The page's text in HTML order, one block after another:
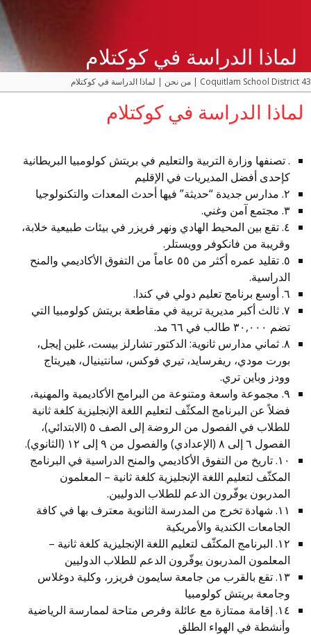
لماذا الدراسة في كوكتلام
Coquitlam School District 43
| من نحن | لماذا الدراسة في كوكتلام
لماذا الدراسة في كوكتلام
. تصنفها وزارة التربية والتعليم في بريتش كولومبيا البريطانية
كإحدى أفضل المديريات في الإقليم
٢. مدارس جديدة “حديثة” فيها أحدث المعدات والتكنولوجيا
٣. مجتمع آمن وغني.
٤. تقع بين المحيط الهادي ونهر فريزر في بيئات طبيعية خلابة،
وقريبة من فانكوفر وويستلر.
٥. تقليد عمره أكثر من ٥٥ عاماً من التفوق الأكاديمي والمنح
الدراسية.
٦. أوسع برنامج تعليم دولي في كندا.
٧. ثالث أكبر مديرية تربية في مقاطعة بريتش كولومبيا التي
تضم ٣٠,٠٠٠ طالب في ٦٦ مد.
٨. ثماني مدارس ثانوية: الدكتور تشارلز بيست، غلين إيجل،
بورت مودي، ريفرسايد، تيري فوكس، سانتينيال، هيريتاج
وودز وباين تري.
٩. مجموعة واسعة ومتنوعة من البرامج الأكاديمية والمهنية،
فضلاً عن البرنامج المكثّف لتعليم اللغة الإنجليزية كلغة ثانية
للطلاب في الفصول من الروضة إلى الصف ٥ (الابتدائي)،
الفصول ٦ إلى ٨ (الإعدادي) والفصول من ٩ إلى ١٢ (الثانوي).
١٠. تاريخ من التفوق الأكاديمي والمنح الدراسية في البرنامج
المكثّف لتعليم اللغة الإنجليزية كلغة ثانية – المعلمون
المدربون يوفّرون الدعم للطلاب الدوليين.
١١. شهادة تخرج من المدرسة الثانوية معترف بها في كافة
الجامعات الكندية والأمريكية
١٢. البرنامج المكثّف لتعليم اللغة الإنجليزية كلغة ثانية –
المعلمون المدربون يوفّرون الدعم للطلاب الدوليين
١٣. تقع بالقرب من جامعة سايمون فريزر، وكلية دوغلاس
وجامعة بريتش كولومبيا
١٤. إقامة ممتازة مع عائلة وفرص متاحة لممارسة الرياضية
وأنشطة في الهواء الطلق